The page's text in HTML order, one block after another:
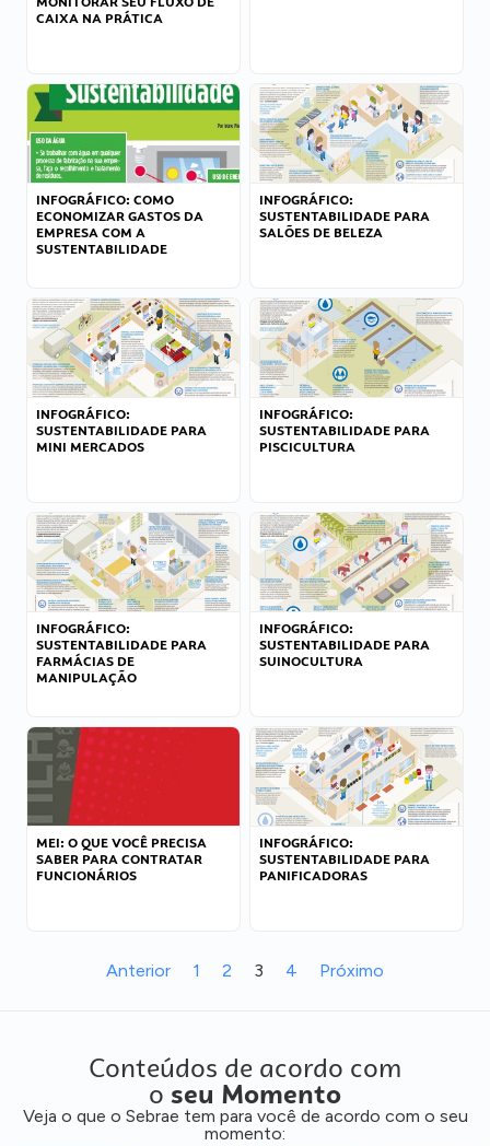
CAIXA NA PRÁTICA
INFOGRÁFICO: COMO
ECONOMIZAR GASTOS DA
EMPRESA COM A
SUSTENTABILIDADE
INFOGRÁFICO:
SUSTENTABILIDADE PARA
SALÕES DE BELEZA
INFOGRÁFICO:
SUSTENTABILIDADE PARA
MINI MERCADOS
INFOGRÁFICO:
SUSTENTABILIDADE PARA
PISCICULTURA
INFOGRÁFICO:
SUSTENTABILIDADE PARA
FARMÁCIAS DE
MANIPULAÇÃO
INFOGRÁFICO:
SUSTENTABILIDADE PARA
SUINOCULTURA
MEI: O QUE VOCÊ PRECISA
SABER PARA CONTRATAR
FUNCIONÁRIOS
INFOGRÁFICO:
SUSTENTABILIDADE PARA
PANIFICADORAS
Anterior 1 2 3 4 Próximo
Conteúdos de acordo com
o seu Momento
Veja o que o Sebrae tem para você de acordo com o seu
momento: